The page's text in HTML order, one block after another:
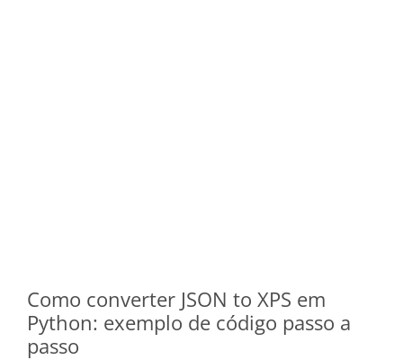
Como converter JSON to XPS em
Python: exemplo de código passo a
passo